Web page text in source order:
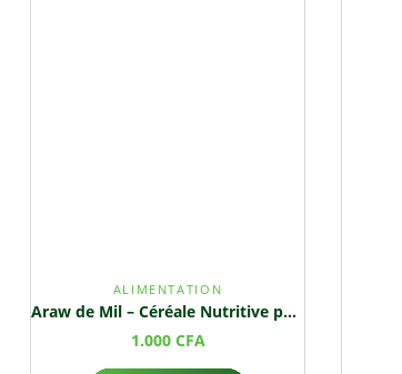
ALIMENTATION
Araw de Mil – Céréale Nutritive pour Lakh et Fondé
1.000 CFA